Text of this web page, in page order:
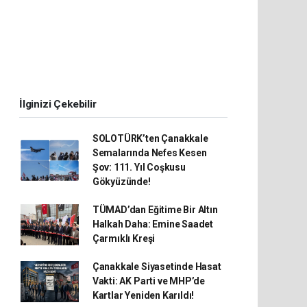
İlginizi Çekebilir
SOLOTÜRK’ten Çanakkale
Semalarında Nefes Kesen
Şov: 111. Yıl Coşkusu
Gökyüzünde!
TÜMAD’dan Eğitime Bir Altın
Halkah Daha: Emine Saadet
Çarmıklı Kreşi
Çanakkale Siyasetinde Hasat
Vakti: AK Parti ve MHP’de
Kartlar Yeniden Karıldı!